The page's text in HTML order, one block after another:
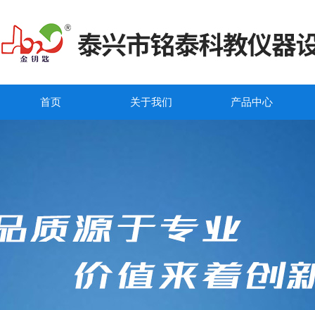
首页 关于我们 产品中心